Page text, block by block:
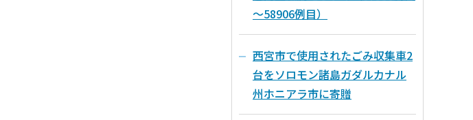
～58906例目）
西宮市で使用されたごみ収集車2
台をソロモン諸島ガダルカナル
州ホニアラ市に寄贈